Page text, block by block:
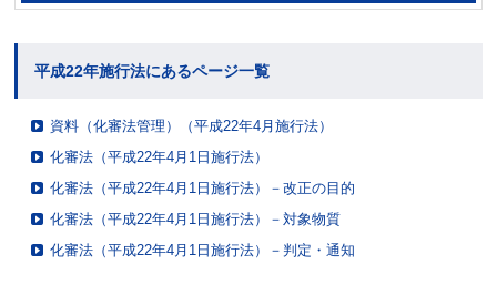
平成22年施行法にあるページ一覧
資料（化審法管理）（平成22年4月施行法）
化審法（平成22年4月1日施行法）
化審法（平成22年4月1日施行法）－改正の目的
化審法（平成22年4月1日施行法）－対象物質
化審法（平成22年4月1日施行法）－判定・通知